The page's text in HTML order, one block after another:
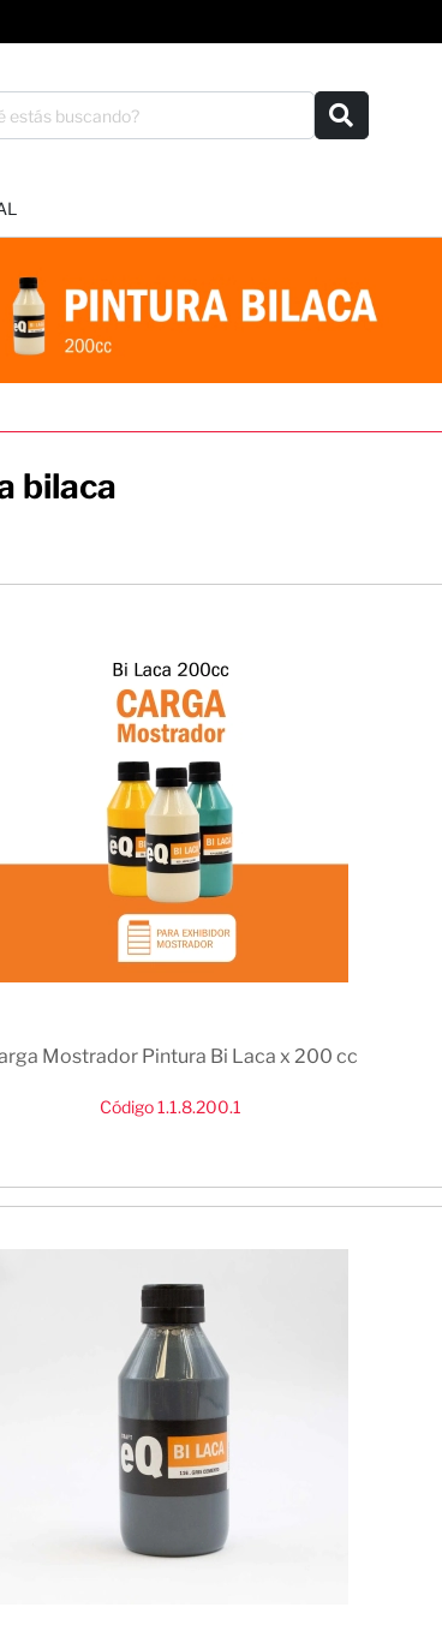
bilaca
Mostrador Pintura Bi Laca x 200 cc
Código 1.1.8.200.1